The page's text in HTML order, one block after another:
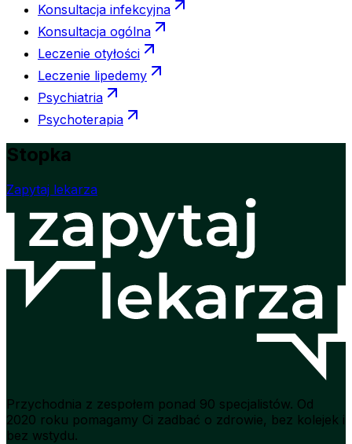
Konsultacja infekcyjna
Konsultacja ogólna
Leczenie otyłości
Leczenie lipedemy
Psychiatria
Psychoterapia
Stopka
Zapytaj lekarza
Przychodnia z zespołem ponad 90 specjalistów. Od
2020 roku pomagamy Ci zadbać o zdrowie, bez kolejek i
bez wstydu.